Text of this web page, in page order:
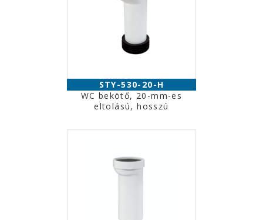
STY-530-20-H
WC bekötő, 20-mm-es
eltolású, hosszú